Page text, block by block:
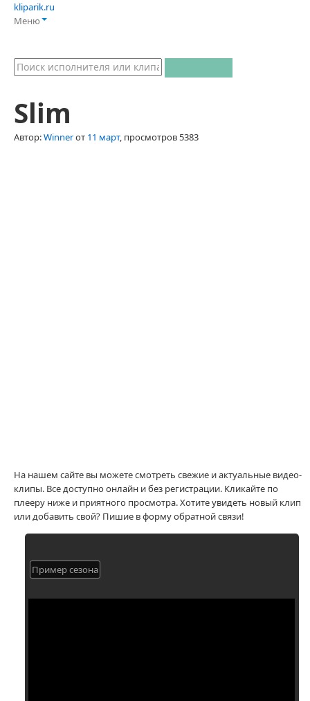
kliparik.ru
Меню
Slim
Автор:Winnerот 11 март, просмотров 5383
На нашем сайте вы можете смотреть свежие и актуальные видео-
клипы. Все доступно онлайн и без регистрации. Кликайте по
плееру ниже и приятного просмотра. Хотите увидеть новый клип
или добавить свой? Пишие в форму обратной связи!
Пример сезона